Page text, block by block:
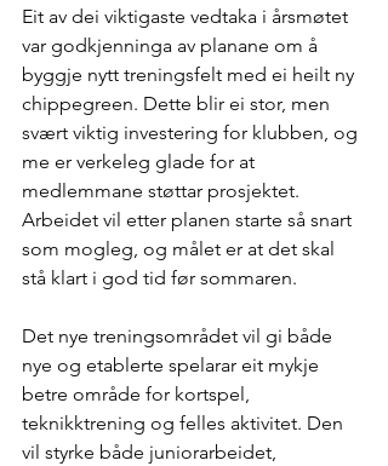
Eit av dei viktigaste vedtaka i årsmøtet
var godkjenninga av planane om å
byggje nytt treningsfelt med ei heilt ny
chippegreen. Dette blir ei stor, men
svært viktig investering for klubben, og
me er verkeleg glade for at
medlemmane støttar prosjektet.
Arbeidet vil etter planen starte så snart
som mogleg, og målet er at det skal
stå klart i god tid før sommaren.
Det nye treningsområdet vil gi både
nye og etablerte spelarar eit mykje
betre område for kortspel,
teknikktrening og felles aktivitet. Den
vil styrke både juniorarbeidet,